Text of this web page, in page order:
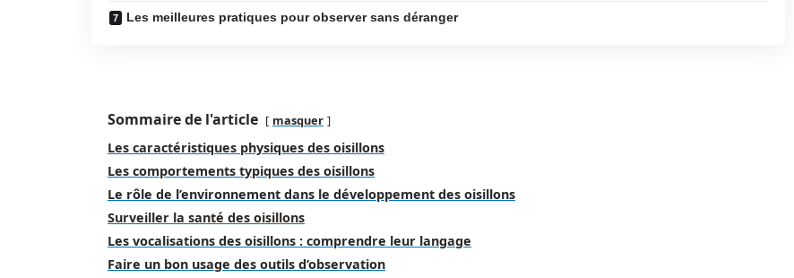
Les meilleures pratiques pour observer sans déranger
Sommaire de l'article masquer
Les caractéristiques physiques des oisillons
Les comportements typiques des oisillons
Le rôle de l’environnement dans le développement des oisillons
Surveiller la santé des oisillons
Les vocalisations des oisillons : comprendre leur langage
Faire un bon usage des outils d’observation